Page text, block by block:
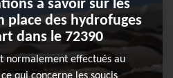
à savoir sur les
place des hydrofuges
dans le 72390
normalement effectués au